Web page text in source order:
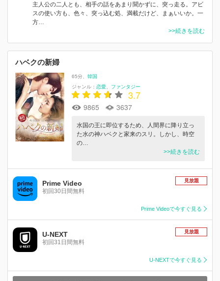
主人公の二人とも、相手の話をあまり聞かずに、突っ走る。アビ
スの使い方も、色々、突っ込む処、満載だけど、まぁいいか。一
方…
>>続きを読む
ハベクの新婦
65分
韓国
ジャンル： 恋愛 ファンタジー
3.7
9865 3637
水国の王に即位するため、人間界に降り立っ
た水の神ハベクと家来のスリ。しかし、時空
の…
>>続きを読む
Prime Video
初回30日間無料
見放題
Prime Videoで今すぐ見る
U-NEXT
初回31日間無料
見放題
U-NEXTで今すぐ見る